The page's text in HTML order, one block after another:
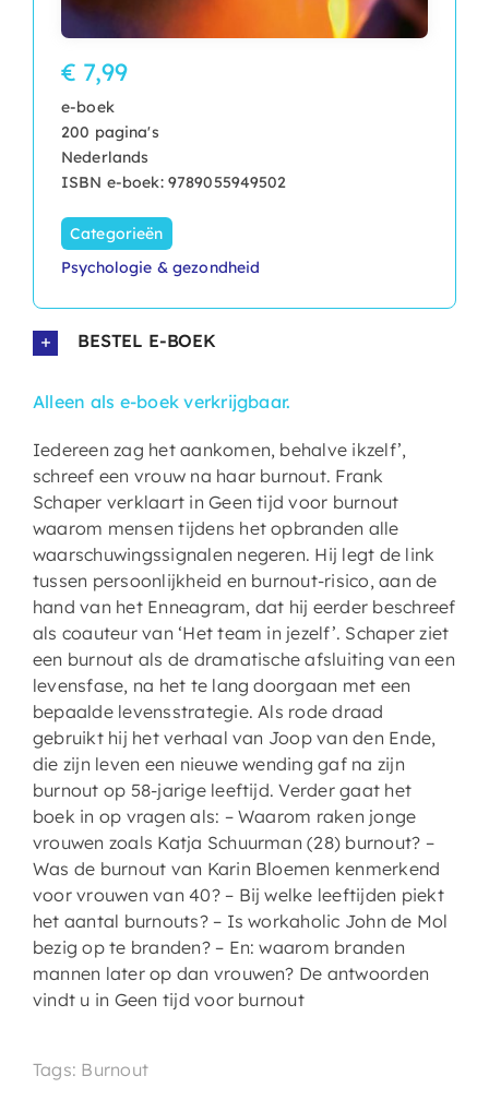
€ 7,99
e-boek
200 pagina's
Nederlands
ISBN e-boek: 9789055949502
Categorieën
Psychologie & gezondheid
BESTEL E-BOEK
Alleen als e-boek verkrijgbaar.
Iedereen zag het aankomen, behalve ikzelf’,
schreef een vrouw na haar burnout. Frank
Schaper verklaart in Geen tijd voor burnout
waarom mensen tijdens het opbranden alle
waarschuwingssignalen negeren. Hij legt de link
tussen persoonlijkheid en burnout-risico, aan de
hand van het Enneagram, dat hij eerder beschreef
als coauteur van ‘Het team in jezelf’. Schaper ziet
een burnout als de dramatische afsluiting van een
levensfase, na het te lang doorgaan met een
bepaalde levensstrategie. Als rode draad
gebruikt hij het verhaal van Joop van den Ende,
die zijn leven een nieuwe wending gaf na zijn
burnout op 58-jarige leeftijd. Verder gaat het
boek in op vragen als: – Waarom raken jonge
vrouwen zoals Katja Schuurman (28) burnout? –
Was de burnout van Karin Bloemen kenmerkend
voor vrouwen van 40? – Bij welke leeftijden piekt
het aantal burnouts? – Is workaholic John de Mol
bezig op te branden? – En: waarom branden
mannen later op dan vrouwen? De antwoorden
vindt u in Geen tijd voor burnout
Tags: Burnout